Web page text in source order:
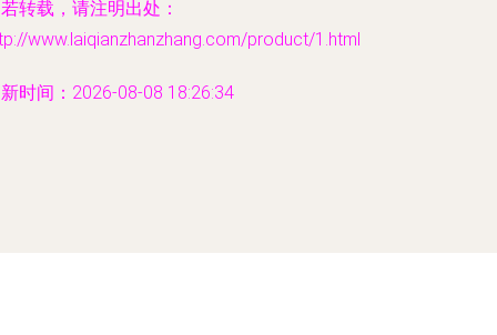
转载，请注明出处：
www.laiqianzhanzhang.com/product/1.html
时间：2026-08-08 18:26:34